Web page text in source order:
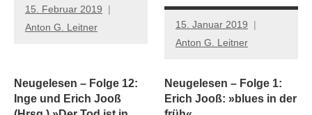
15. Februar 2019
Anton G. Leitner
15. Januar 2019
Anton G. Leitner
Neugelesen – Folge 12:
Inge und Erich Jooß
Neugelesen – Folge 1:
Erich Jooß: »blues in der